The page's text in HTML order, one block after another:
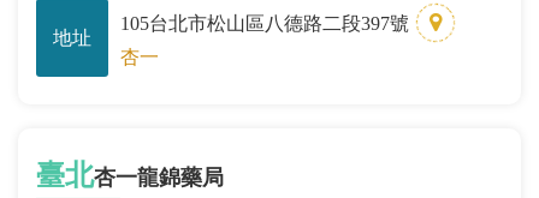
地址
105台北市松山區八德路二段397號
杏一
臺北杏一龍錦藥局